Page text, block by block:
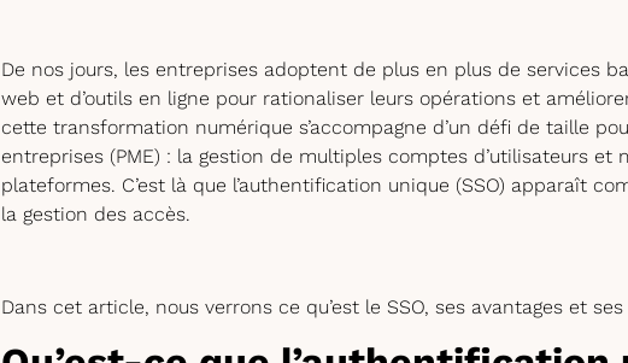
De nos jours, les entreprises adoptent de plus en plus de services
web et d’outils en ligne pour rationaliser leurs opérations et
cette transformation numérique s’accompagne d’un défi de taille
entreprises (PME) : la gestion de multiples comptes d’utilisateurs et
plateformes. C’est là que l’authentification unique (SSO) apparaît
la gestion des accès.
Dans cet article, nous verrons ce qu’est le SSO, ses avantages et